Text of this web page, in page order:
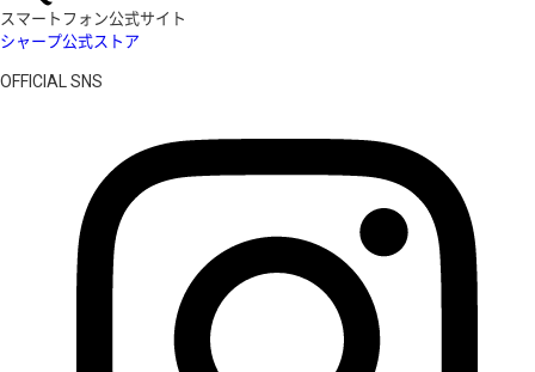
スマートフォン公式サイト
シャープ公式ストア
OFFICIAL SNS